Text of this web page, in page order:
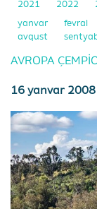
2021
2022
yanvar fevral
avqust
AVROPA
16 yanvar 2008